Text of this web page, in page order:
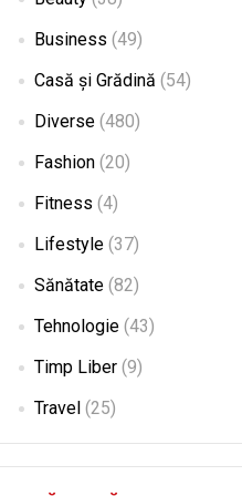
Business (49)
Casă și Grădină (54)
Diverse (480)
Fashion (20)
Fitness (4)
Lifestyle (37)
Sănătate (82)
Tehnologie (43)
Timp Liber (9)
Travel (25)